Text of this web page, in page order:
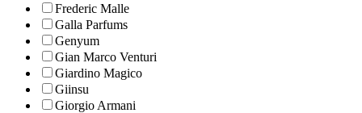
Frederic Malle
Galla Parfums
Genyum
Gian Marco Venturi
Giardino Magico
Giinsu
Giorgio Armani